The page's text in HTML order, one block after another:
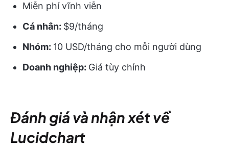
Miễn phí vĩnh viễn
Cá nhân: $9/tháng
Nhóm: 10 USD/tháng cho mỗi người dùng
Doanh nghiệp: Giá tùy chỉnh
Đánh giá và nhận xét về
Lucidchart